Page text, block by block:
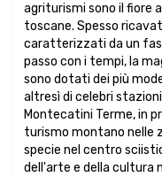
agriturismi sono il fiore
toscane. Spesso
caratterizzati da un
passo con i tempi, la
sono dotati dei più
altresì di celebri
Montecatini Terme, in
turismo montano nelle
specie nel centro
dell'arte e della cultura